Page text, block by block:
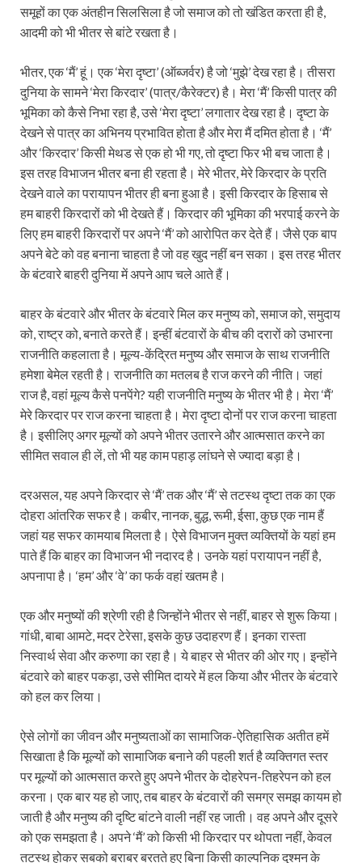
समूहों का एक अंतहीन सिलसिला है जो समाज को तो खंडित करता ही है,
आदमी को भी भीतर से बांटे रखता है।
भीतर, एक ‘मैं’ हूं। एक ‘मेरा दृष्टा’ (ऑब्‍जर्वर) है जो ‘मुझे’ देख रहा है। तीसरा
दुनिया के सामने ‘मेरा किरदार’ (पात्र/कैरेक्‍टर) है। मेरा ‘मैं’ किसी पात्र की
भूमिका को कैसे निभा रहा है, उसे ‘मेरा दृष्टा’ लगातार देख रहा है। दृष्टा के
देखने से पात्र का अभिनय प्रभावित होता है और मेरा मैं दमित होता है। ‘मैं’
और ‘किरदार’ किसी मेथड से एक हो भी गए, तो दृष्टा फिर भी बच जाता है।
इस तरह विभाजन भीतर बना ही रहता है। मेरे भीतर, मेरे किरदार के प्रति
देखने वाले का परायापन भीतर ही बना हुआ है। इसी किरदार के हिसाब से
हम बाहरी किरदारों को भी देखते हैं। किरदार की भूमिका की भरपाई करने के
लिए हम बाहरी किरदारों पर अपने ‘मैं’ को आरोपित कर देते हैं। जैसे एक बाप
अपने बेटे को वह बनाना चाहता है जो वह खुद नहीं बन सका। इस तरह भीतर
के बंटवारे बाहरी दुनिया में अपने आप चले आते हैं।
बाहर के बंटवारे और भीतर के बंटवारे मिल कर मनुष्य को, समाज को, समुदाय
को, राष्ट्र को, बनाते करते हैं। इन्हीं बंटवारों के बीच की दरारों को उभारना
राजनीति कहलाता है। मूल्य-केंद्रित मनुष्य और समाज के साथ राजनीति
हमेशा बेमेल रहती है। राजनीति का मतलब है राज करने की नीति। जहां
राज है, वहां मूल्य कैसे पनपेंगे? यही राजनीति मनुष्य के भीतर भी है। मेरा ‘मैं’
मेरे किरदार पर राज करना चाहता है। मेरा दृष्टा दोनों पर राज करना चाहता
है। इसीलिए अगर मूल्यों को अपने भीतर उतारने और आत्मसात करने का
सीमित सवाल ही लें, तो भी यह काम पहाड़ लांघने से ज्यादा बड़ा है।
दरअसल, यह अपने किरदार से ‘मैं’ तक और ‘मैं’ से तटस्‍थ दृष्टा तक का एक
दोहरा आंतरिक सफर है। कबीर, नानक, बुद्ध, रूमी, ईसा, कुछ एक नाम हैं
जहां यह सफर कामयाब मिलता है। ऐसे विभाजन मुक्‍त व्यक्तियों के यहां हम
पाते हैं कि बाहर का विभाजन भी नदारद है। उनके यहां परायापन नहीं है,
अपनापा है। ‘हम’ और ‘वे’ का फर्क वहां खतम है।
एक और मनुष्‍यों की श्रेणी रही है जिन्होंने भीतर से नहीं, बाहर से शुरू किया।
गांधी, बाबा आमटे, मदर टेरेसा, इसके कुछ उदाहरण हैं। इनका रास्ता
निस्वार्थ सेवा और करुणा का रहा है। ये बाहर से भीतर की ओर गए। इन्होंने
बंटवारे को बाहर पकड़ा, उसे सीमित दायरे में हल किया और भीतर के बंटवारे
को हल कर लिया।
ऐसे लोगों का जीवन और मनुष्यताओं का सामाजिक-ऐतिहासिक अतीत हमें
सिखाता है कि मूल्यों को सामाजिक बनाने की पहली शर्त है व्यक्तिगत स्तर
पर मूल्यों को आत्मसात करते हुए अपने भीतर के दोहरेपन-तिहरेपन को हल
करना। एक बार यह हो जाए, तब बाहर के बंटवारों की समग्र समझ कायम हो
जाती है और मनुष्य की दृष्टि बांटने वाली नहीं रह जाती। वह अपने और दूसरे
को एक समझता है। अपने ‘मैं’ को किसी भी किरदार पर थोपता नहीं, केवल
तटस्‍थ होकर सबको बराबर बरतते हुए बिना किसी काल्‍पनिक दुश्‍मन के